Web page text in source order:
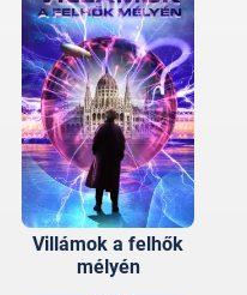
Villámok a felhők
mélyén